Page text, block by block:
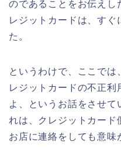
のであることをお伝えし
レジットカードは、すぐ
た。
というわけで、ここで
レジットカードの不正
よ、というお話をさせて
れは、クレジットカー
お店に連絡をしても意味